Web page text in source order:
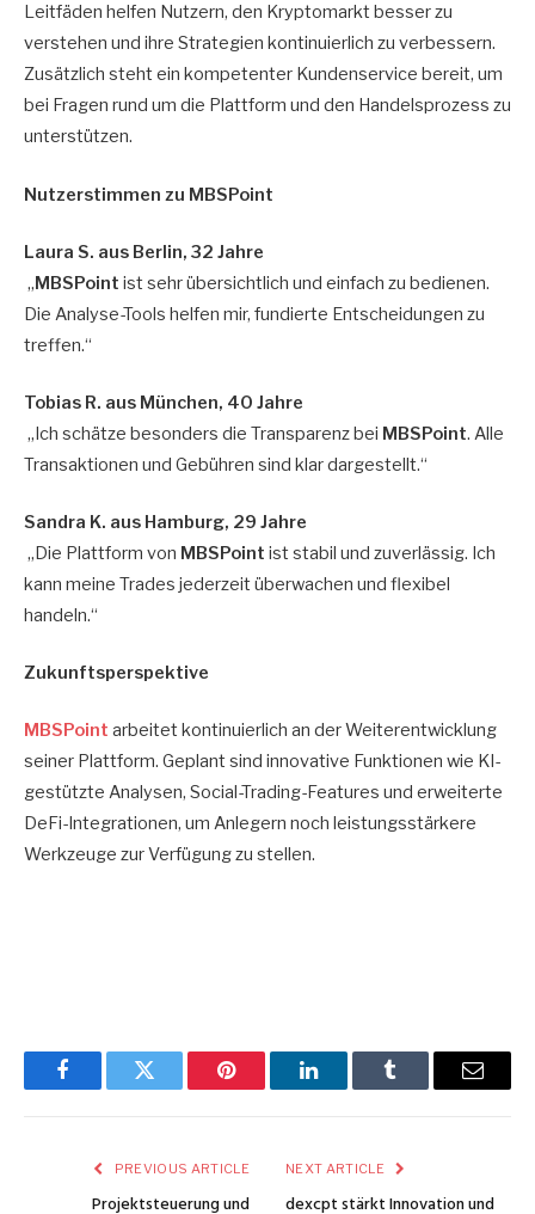
Leitfäden helfen Nutzern, den Kryptomarkt besser zu
verstehen und ihre Strategien kontinuierlich zu verbessern.
Zusätzlich steht ein kompetenter Kundenservice bereit, um
bei Fragen rund um die Plattform und den Handelsprozess zu
unterstützen.
Nutzerstimmen zu MBSPoint
Laura S. aus Berlin, 32 Jahre
„MBSPoint ist sehr übersichtlich und einfach zu bedienen.
Die Analyse-Tools helfen mir, fundierte Entscheidungen zu
treffen.“
Tobias R. aus München, 40 Jahre
„Ich schätze besonders die Transparenz bei MBSPoint. Alle
Transaktionen und Gebühren sind klar dargestellt.“
Sandra K. aus Hamburg, 29 Jahre
„Die Plattform von MBSPoint ist stabil und zuverlässig. Ich
kann meine Trades jederzeit überwachen und flexibel
handeln.“
Zukunftsperspektive
MBSPoint arbeitet kontinuierlich an der Weiterentwicklung
seiner Plattform. Geplant sind innovative Funktionen wie KI-
gestützte Analysen, Social-Trading-Features und erweiterte
DeFi-Integrationen, um Anlegern noch leistungsstärkere
Werkzeuge zur Verfügung zu stellen.
FacebookTwitter Pinterest LinkedInTumblr Email
PREVIOUS ARTICLE
Projektsteuerung und
NEXT ARTICLE
dexcpt stärkt Innovation und